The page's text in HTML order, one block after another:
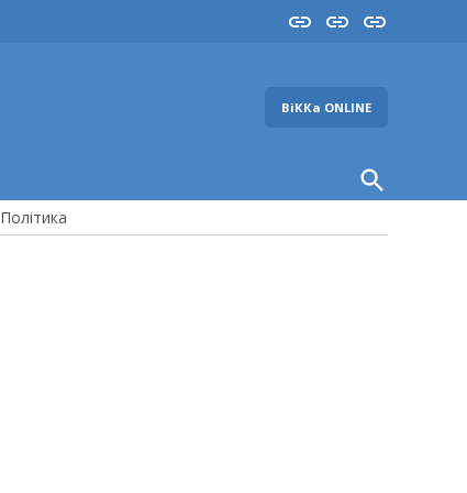
InstaYouTube
FB
ВіККа ONLINE
Open
Search
Політика